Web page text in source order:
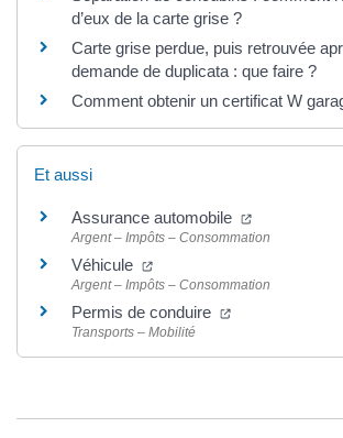
d’eux de la carte grise ?
Carte grise perdue, puis retrouvée
demande de duplicata : que faire ?
Comment obtenir un certificat W
Et aussi
Assurance automobile
Argent – Impôts – Consommation
Véhicule
Argent – Impôts – Consommation
Permis de conduire
Transports – Mobilité